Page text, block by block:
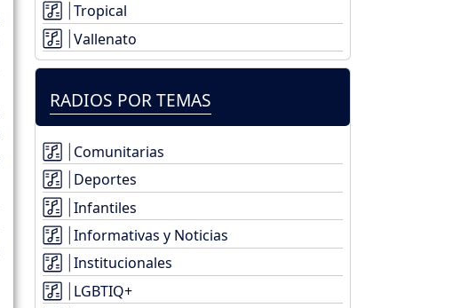
Tropical
Vallenato
RADIOS POR TEMAS
Comunitarias
Deportes
Infantiles
Informativas y Noticias
Institucionales
LGBTIQ+